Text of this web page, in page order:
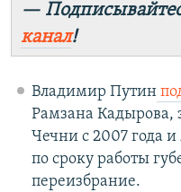
—
канал!
Владимир Путин
Рамзана Кадырова,
Чечни с 2007 года
по сроку работы
переизбрание.